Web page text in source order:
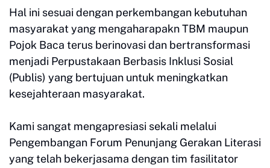
Hal ini sesuai dengan perkembangan kebutuhan
masyarakat yang mengaharapakn TBM maupun
Pojok Baca terus berinovasi dan bertransformasi
menjadi Perpustakaan Berbasis Inklusi Sosial
(Publis) yang bertujuan untuk meningkatkan
kesejahteraan masyarakat.
Kami sangat mengapresiasi sekali melalui
Pengembangan Forum Penunjang Gerakan Literasi
yang telah bekerjasama dengan tim fasilitator